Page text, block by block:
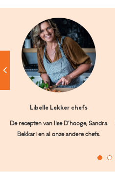
Libelle Lekker chefs
De recepten van Ilse D’hooge, Sandra
Bekkari en al onze andere chefs.